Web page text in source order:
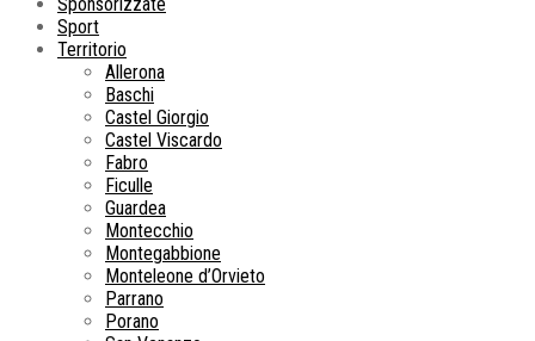
Sport
Territorio
Allerona
Baschi
Castel Giorgio
Castel Viscardo
Fabro
Ficulle
Guardea
Montecchio
Montegabbione
Monteleone d’Orvieto
Parrano
Porano